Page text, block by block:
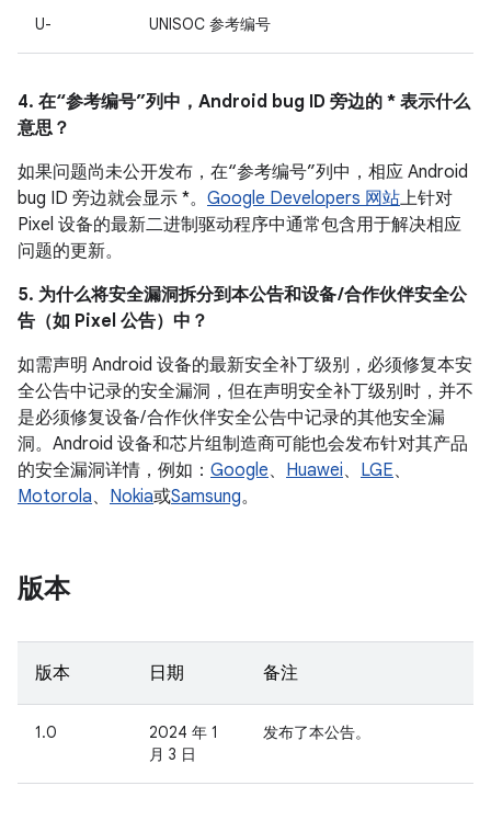
U- UNISOC 参考编号
4. 在“参考编号”列中，Android bug ID 旁边的 * 表示什么
意思？
如果问题尚未公开发布，在“参考编号”列中，相应 Android
bug ID 旁边就会显示 *。 Google Developers 网站上针对
Pixel 设备的最新二进制驱动程序中通常包含用于解决相应
问题的更新。
5. 为什么将安全漏洞拆分到本公告和设备 /合作伙伴安全公
告（如 Pixel 公告）中？
如需声明 Android 设备的最新安全补丁级别，必须修复本安
全公告中记录的安全漏洞，但在声明安全补丁级别时，并不
是必须修复设备/ 合作伙伴安全公告中记录的其他安全漏
洞。Android 设备和芯片组制造商可能也会发布针对其产品
的安全漏洞详情，例如： Google、 Huawei、 LGE、
Motorola、 Nokia或Samsung。
版本
版本 日期 备注
1.0
2024 年 1
月 3 日
发布了本公告。